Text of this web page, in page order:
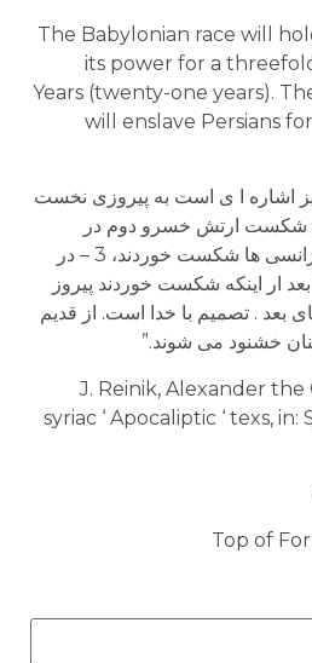
The Babylonian race will
its power for a
Years (twenty-one years).
will enslave Persians
اشاره ا ی است به پیروزی نخست
شکست ارتش خسرو دوم در
ارمنستان و نینوا : ” 2 – بیزانسی ها شکست خوردند، 3 – در
ار اینکه شکست خوردند پیروز
در سال های بعد . تصمیم با خدا است. از قدیم
خشنود می شوند.”
J. Reinik, Alexander
syriac ‘ Apocaliptic ‘ texs, in:
Top of